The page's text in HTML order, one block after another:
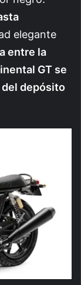
elegante
entre la
GT se
depósito